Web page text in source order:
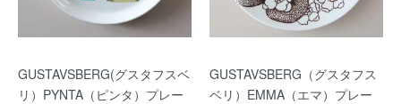
GUSTAVSBERG(グスタフスベ
リ）PYNTA（ピンタ）プレー
GUSTAVSBERG（グスタフス
ベリ）EMMA（エマ）プレー